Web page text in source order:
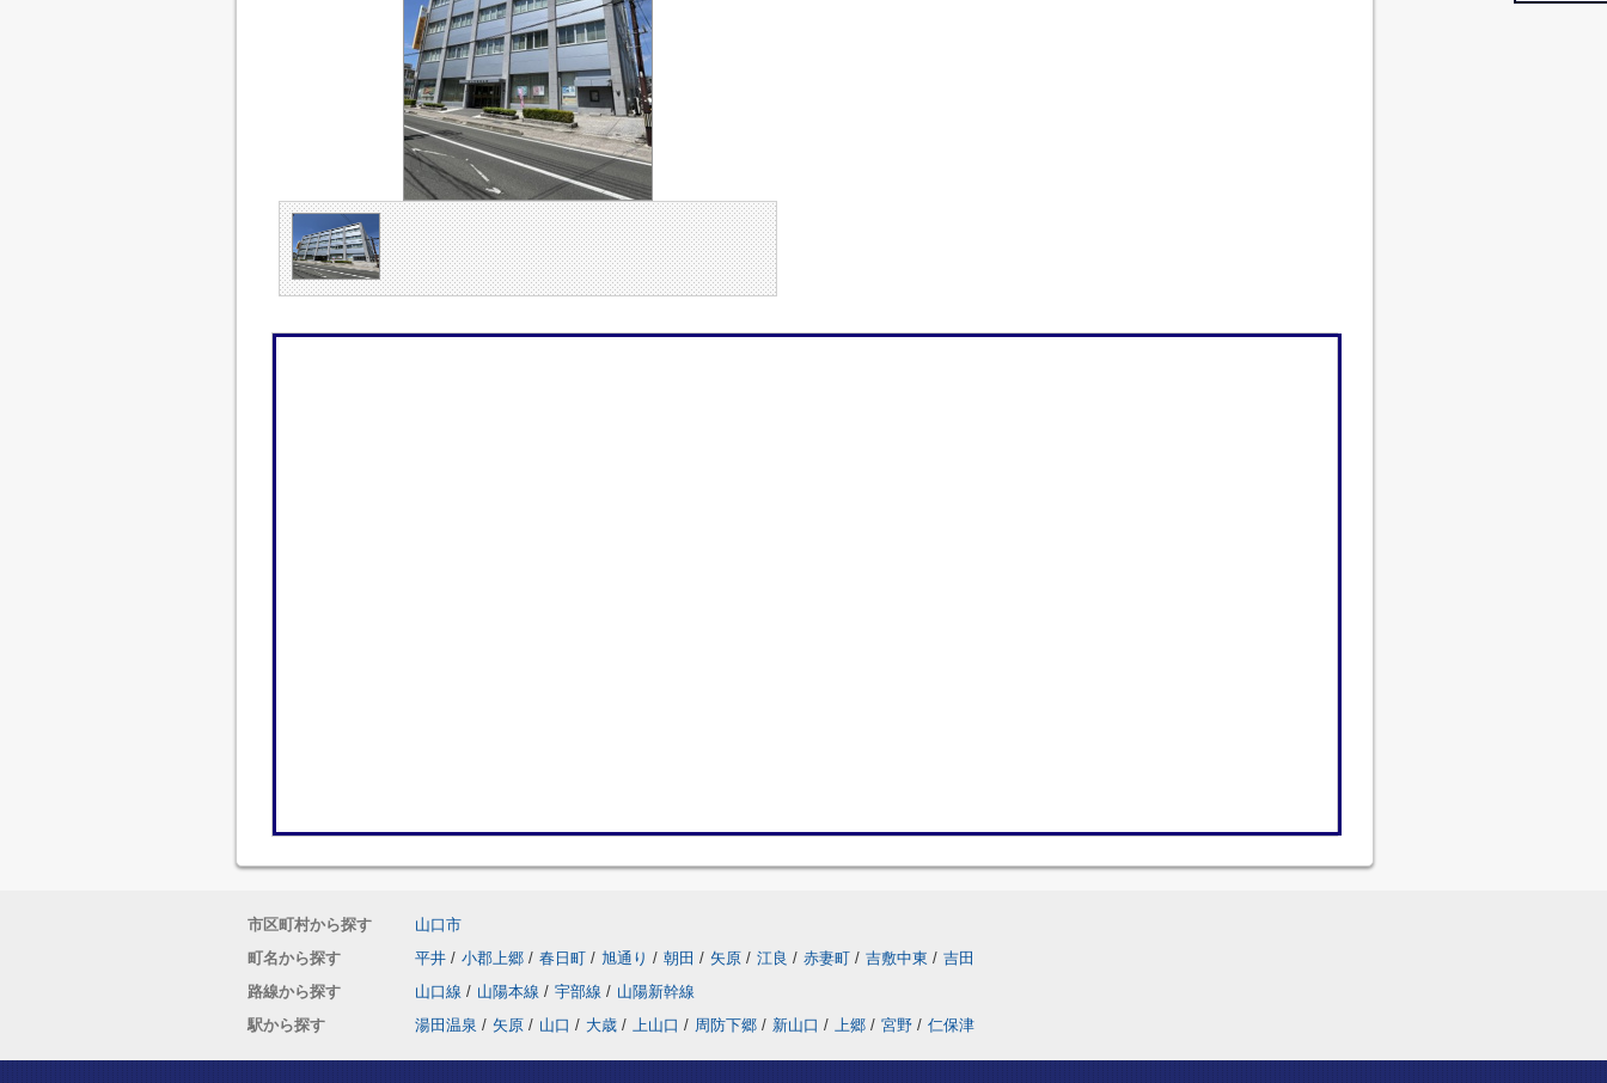
市区町村から探す
山口市
町名から探す
平井 / 小郡上郷 / 春日町 / 旭通り / 朝田 / 矢原 / 江良 / 赤妻町 / 吉敷中東 / 吉田
路線から探す
山口線 / 山陽本線 / 宇部線 / 山陽新幹線
駅から探す
湯田温泉 / 矢原 / 山口 / 大歳 / 上山口 / 周防下郷 / 新山口 / 上郷 / 宮野 / 仁保津